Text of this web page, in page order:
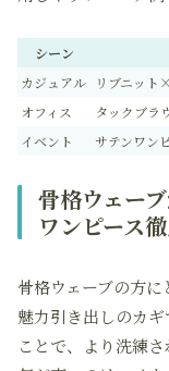
シーン
カジュアル
リブニット
オフィス
タックブラ
イベント
サテンワン
骨格ウェー
ワンピース
骨格ウェーブの方
魅力引き出しのカ
ことで、より洗練